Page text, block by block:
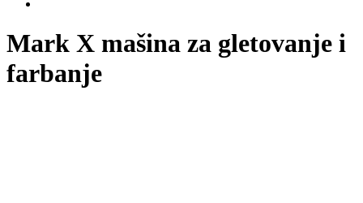
Mark X mašina za gletovanje i
farbanje